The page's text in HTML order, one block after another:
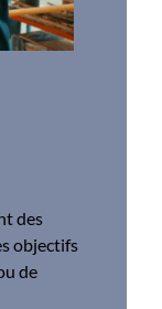
des
objectifs
de